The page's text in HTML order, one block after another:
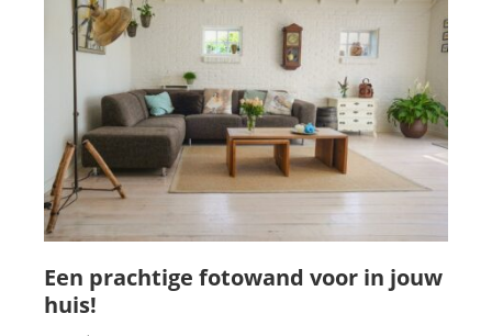
Een prachtige fotowand voor in jouw
huis!